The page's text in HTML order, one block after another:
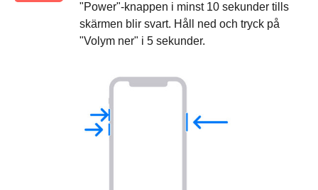
"Power"-knappen i minst 10 sekunder tills
skärmen blir svart. Håll ned och tryck på
"Volym ner" i 5 sekunder.